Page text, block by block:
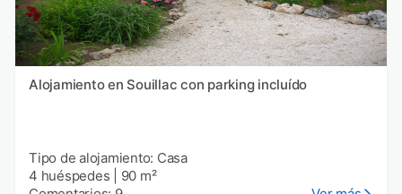
Alojamiento en Souillac con parking incluído
Tipo de alojamiento: Casa
4 huéspedes
90 m²